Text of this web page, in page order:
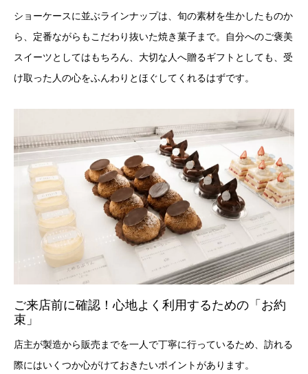
ショーケースに並ぶラインナップは、旬の素材を生かしたものか
ら、定番ながらもこだわり抜いた焼き菓子まで。自分へのご褒美
スイーツとしてはもちろん、大切な人へ贈るギフトとしても、受
け取った人の心をふんわりとほぐしてくれるはずです。
ご来店前に確認！心地よく利用するための「お約
束」
店主が製造から販売までを一人で丁寧に行っているため、訪れる
際にはいくつか心がけておきたいポイントがあります。